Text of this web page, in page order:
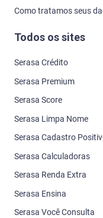
Como tratamos seus
Todos os sites
Serasa Crédito
Serasa Premium
Serasa Score
Serasa Limpa Nome
Serasa Cadastro
Serasa Calculadoras
Serasa Renda Extra
Serasa Ensina
Serasa Você Consulta